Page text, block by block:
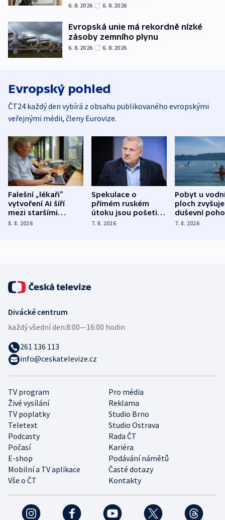
6. 8. 2026 6. 8. 2026
Evropská unie má rekordně nízké
zásoby zemního plynu
6. 8. 2026 6. 8. 2026
Evropský pohled
ČT24 každý den vybírá z obsahu publikovaného evropskými
veřejnými médii, členy Eurovize.
Falešní „lékaři“
vytvoření AI šíří
mezi staršími
Poláky nebezpečné
8. 8. 2026
Spekulace o
přímém ruském
útoku jsou pošetilé,
míní estonský
7. 8. 2026
Pobyt u
ploch zvyšuje
duševní
ukázala
7. 8. 2026
TV program
Pro média
Živé vysílání
Reklama
TV poplatky
Studio Brno
Teletext
Studio Ostrava
Podcasty
Rada ČT
Počasí
Kariéra
E-shop
Podávání námětů
Mobilní a TV aplikace
Časté dotazy
Vše o ČT
Kontakty
Divácké centrum
každý všední den:8:00—16:00 hodin
261 136 113
info@ceskatelevize.cz